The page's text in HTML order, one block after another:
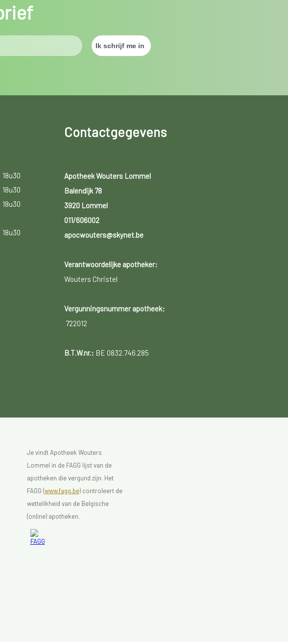
18u30
18u30
18u30
18u30
Contactgegevens
Apotheek Wouters Lommel
Balendijk 78
3920 Lommel
011/606002
apocwouters@skynet.be
Verantwoordelijke apotheker:
Wouters Christel
Vergunningsnummer apotheek:
722012
B.T.W.nr.: BE 0832.746.285
Je vindt Apotheek Wouters
Lommel in de FAGG lijst van de
apotheken die vergund zijn. Het
FAGG (www.fagg.be)controleert de
wettelikheid van de Belgische
(online) apotheken.